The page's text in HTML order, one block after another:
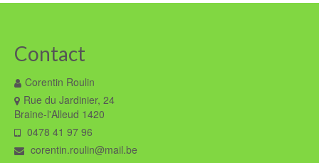
Contact
Corentin Roulin
Rue du Jardinier, 24
Braine-l'Alleud 1420
0478 41 97 96
corentin.roulin@mail.be